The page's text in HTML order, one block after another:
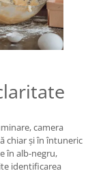
camera
chiar și în întuneric
în alb-negru,
identificarea